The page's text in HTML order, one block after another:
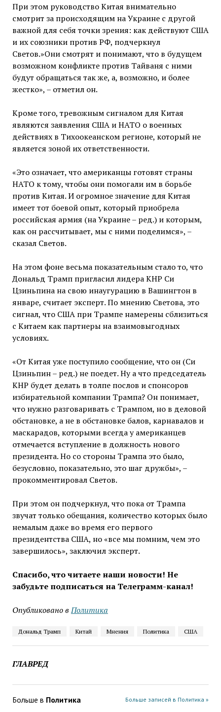
При этом руководство Китая внимательно
смотрит за происходящим на Украине с другой
важной для себя точки зрения: как действуют США
и их союзники против РФ, подчеркнул
Светов.»Они смотрят и понимают, что в будущем
возможном конфликте против Тайваня с ними
будут обращаться так же, а, возможно, и более
жестко», – отметил он.
Кроме того, тревожным сигналом для Китая
являются заявления США и НАТО о военных
действиях в Тихоокеанском регионе, который не
является зоной их ответственности.
«Это означает, что американцы готовят страны
НАТО к тому, чтобы они помогали им в борьбе
против Китая. И огромное значение для Китая
имеет тот боевой опыт, который приобрела
российская армия (на Украине – ред.) и которым,
как он рассчитывает, мы с ними поделимся», –
сказал Светов.
На этом фоне весьма показательным стало то, что
Дональд Трамп пригласил лидера КНР Си
Цзиньпина на свою инаугурацию в Вашингтон в
январе, считает эксперт. По мнению Светова, это
сигнал, что США при Трампе намерены сблизиться
с Китаем как партнеры на взаимовыгодных
условиях.
«От Китая уже поступило сообщение, что он (Си
Цзиньпин – ред.) не поедет. Ну а что председатель
КНР будет делать в толпе послов и спонсоров
избирательной компании Трампа? Он понимает,
что нужно разговаривать с Трампом, но в деловой
обстановке, а не в обстановке балов, карнавалов и
маскарадов, которыми всегда у американцев
отмечается вступление в должность нового
президента. Но со стороны Трампа это было,
безусловно, показательно, это шаг дружбы», –
прокомментировал Светов.
При этом он подчеркнул, что пока от Трампа
звучат только обещания, количество которых было
немалым даже во время его первого
президентства США, но «все мы помним, чем это
завершилось», заключил эксперт.
Спасибо, что читаете наши новости! Не
забудьте подписаться на Телеграмм-канал!
Опубликовано в Политика
Дональд Трамп Китай Мнения Политика США
ГЛАВРЕД
Больше в Политика Больше записей в Политика »